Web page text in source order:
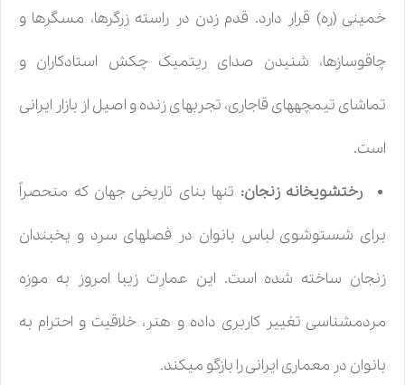
خمینی (ره) قرار دارد. قدم زدن در راسته زرگرها، مسگرها و
چاقوسازها، شنیدن صدای ریتمیک چکش استادکاران و
تماشای تیمچههای قاجاری، تجربهای زنده و اصیل از بازار ایرانی
است.
رختشویخانه زنجان: تنها بنای تاریخی جهان که منحصراً
برای شستوشوی لباس بانوان در فصلهای سرد و یخبندان
زنجان ساخته شده است. این عمارت زیبا امروز به موزه
مردمشناسی تغییر کاربری داده و هنر، خلاقیت و احترام به
بانوان در معماری ایرانی را بازگو میکند.